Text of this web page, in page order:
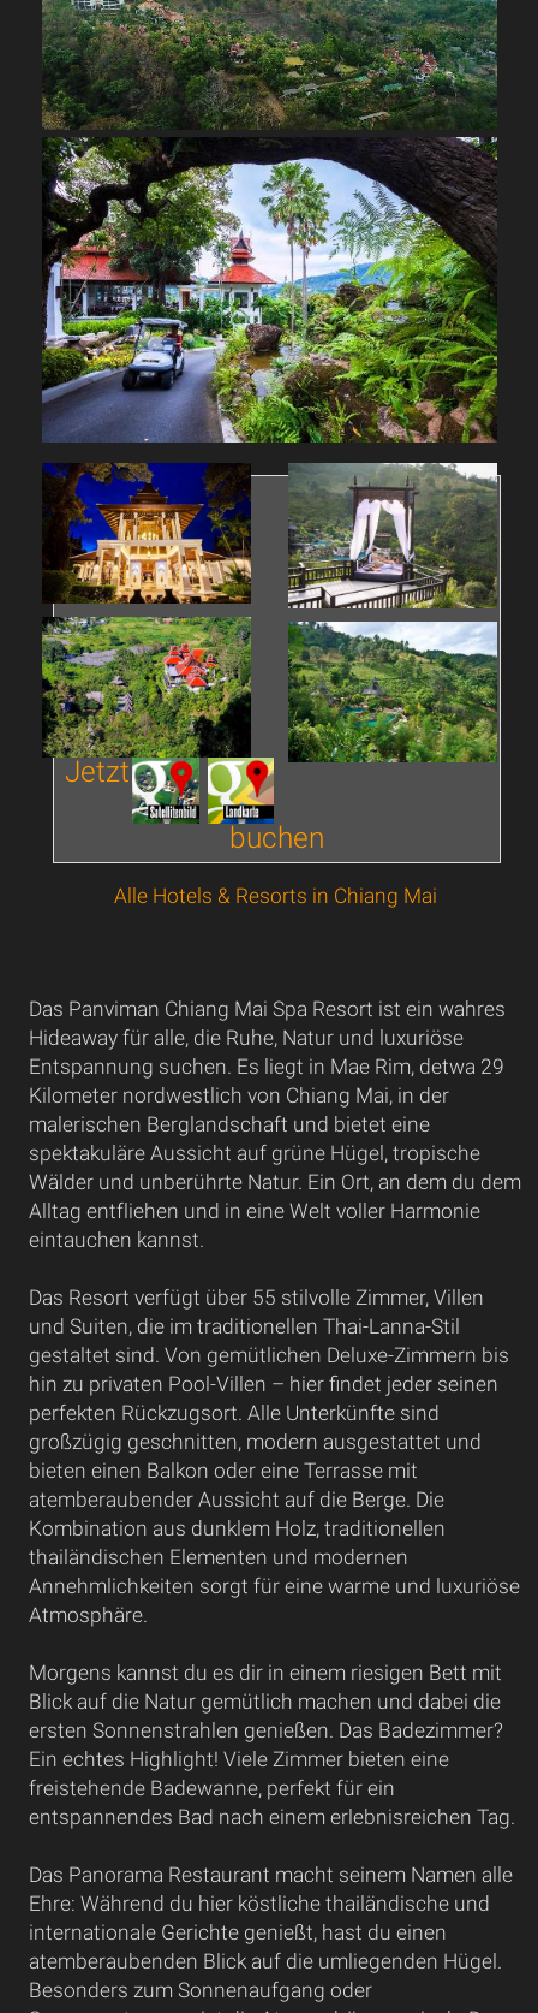
Jetzt
buchen
Alle Hotels & Resorts in Chiang Mai
Das Panviman Chiang Mai Spa Resort ist ein wahres
Hideaway für alle, die Ruhe, Natur und luxuriöse
Entspannung suchen. Es liegt in Mae Rim, detwa 29
Kilometer nordwestlich von Chiang Mai, in der
malerischen Berglandschaft und bietet eine
spektakuläre Aussicht auf grüne Hügel, tropische
Wälder und unberührte Natur. Ein Ort, an dem du dem
Alltag entfliehen und in eine Welt voller Harmonie
eintauchen kannst.
Das Resort verfügt über 55 stilvolle Zimmer, Villen
und Suiten, die im traditionellen Thai-Lanna-Stil
gestaltet sind. Von gemütlichen Deluxe-Zimmern bis
hin zu privaten Pool-Villen – hier findet jeder seinen
perfekten Rückzugsort. Alle Unterkünfte sind
großzügig geschnitten, modern ausgestattet und
bieten einen Balkon oder eine Terrasse mit
atemberaubender Aussicht auf die Berge. Die
Kombination aus dunklem Holz, traditionellen
thailändischen Elementen und modernen
Annehmlichkeiten sorgt für eine warme und luxuriöse
Atmosphäre.
Morgens kannst du es dir in einem riesigen Bett mit
Blick auf die Natur gemütlich machen und dabei die
ersten Sonnenstrahlen genießen. Das Badezimmer?
Ein echtes Highlight! Viele Zimmer bieten eine
freistehende Badewanne, perfekt für ein
entspannendes Bad nach einem erlebnisreichen Tag.
Das Panorama Restaurant macht seinem Namen alle
Ehre: Während du hier köstliche thailändische und
internationale Gerichte genießt, hast du einen
atemberaubenden Blick auf die umliegenden Hügel.
Besonders zum Sonnenaufgang oder